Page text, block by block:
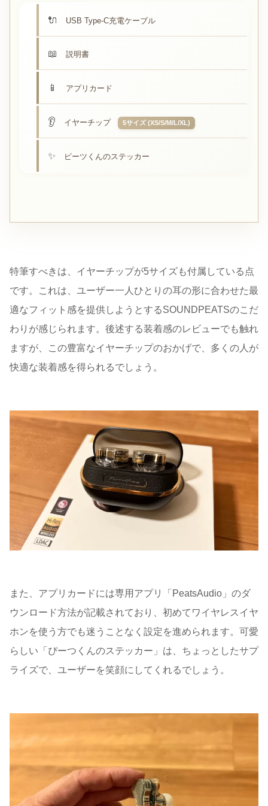
USB Type-C充電ケーブル
説明書
アプリカード
イヤーチップ 5サイズ (XS/S/M/L/XL)
ピーツくんのステッカー
特筆すべきは、イヤーチップが5サイズも付属している点
です。これは、ユーザー一人ひとりの耳の形に合わせた最
適なフィット感を提供しようとするSOUNDPEATSのこだ
わりが感じられます。後述する装着感のレビューでも触れ
ますが、この豊富なイヤーチップのおかげで、多くの人が
快適な装着感を得られるでしょう。
また、アプリカードには専用アプリ「PeatsAudio」のダ
ウンロード方法が記載されており、初めてワイヤレスイヤ
ホンを使う方でも迷うことなく設定を進められます。可愛
らしい「ぴーつくんのステッカー」は、ちょっとしたサプ
ライズで、ユーザーを笑顔にしてくれるでしょう。